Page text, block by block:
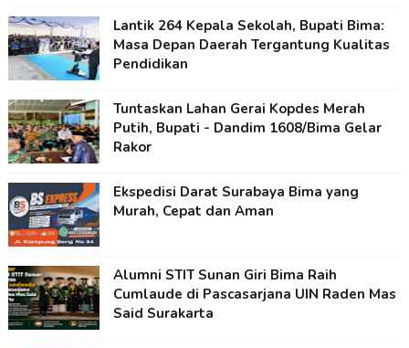
Lantik 264 Kepala Sekolah, Bupati Bima:
Masa Depan Daerah Tergantung Kualitas
Pendidikan
Tuntaskan Lahan Gerai Kopdes Merah
Putih, Bupati - Dandim 1608/Bima Gelar
Rakor
Ekspedisi Darat Surabaya Bima yang
Murah, Cepat dan Aman
Alumni STIT Sunan Giri Bima Raih
Cumlaude di Pascasarjana UIN Raden Mas
Said Surakarta